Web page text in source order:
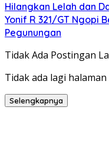
Hilangkan Lelah dan
Yonif R 321/GT Ngopi
Pegunungan
Tidak Ada Postingan
Tidak ada lagi
Selengkapnya